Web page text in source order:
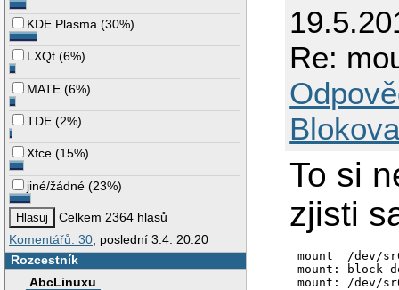
KDE Plasma (30%)
LXQt (6%)
MATE (6%)
TDE (2%)
Xfce (15%)
jiné/žádné (23%)
Celkem 2364 hlasů
Komentářů: 30, poslední 3.4. 20:20
Rozcestník
AbcLinuxu
Re:
To si
zjisti
mount  /dev/
mount: block
mount: /dev/